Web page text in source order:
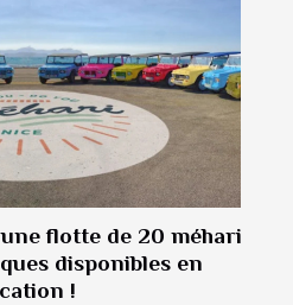
flotte de 20 méhari
disponibles en
!